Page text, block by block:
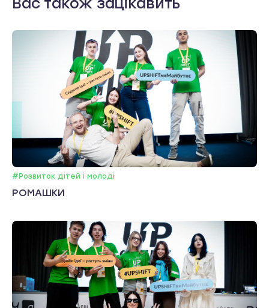
#Розвиток дітей і молоді
РОМАШКИ